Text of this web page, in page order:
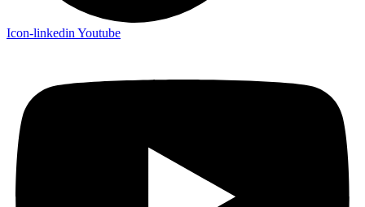
Icon-linkedin Youtube